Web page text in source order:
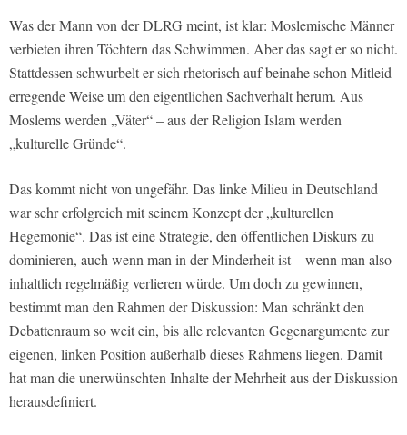
Was der Mann von der DLRG meint, ist klar: Moslemische Männer
verbieten ihren Töchtern das Schwimmen. Aber das sagt er so nicht.
Stattdessen schwurbelt er sich rhetorisch auf beinahe schon Mitleid
erregende Weise um den eigentlichen Sachverhalt herum. Aus
Moslems werden „Väter“ – aus der Religion Islam werden
„kulturelle Gründe“.
Das kommt nicht von ungefähr. Das linke Milieu in Deutschland
war sehr erfolgreich mit seinem Konzept der „kulturellen
Hegemonie“. Das ist eine Strategie, den öffentlichen Diskurs zu
dominieren, auch wenn man in der Minderheit ist – wenn man also
inhaltlich regelmäßig verlieren würde. Um doch zu gewinnen,
bestimmt man den Rahmen der Diskussion: Man schränkt den
Debattenraum so weit ein, bis alle relevanten Gegenargumente zur
eigenen, linken Position außerhalb dieses Rahmens liegen. Damit
hat man die unerwünschten Inhalte der Mehrheit aus der Diskussion
herausdefiniert.